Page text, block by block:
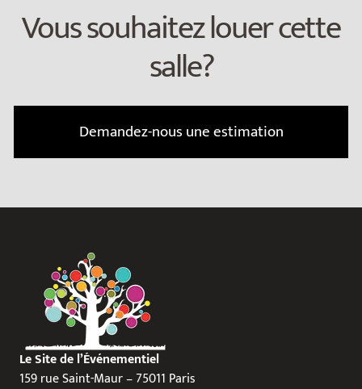
Vous souhaitez louer cette
salle?
Demandez-nous une estimation
Le Site de l’Événementiel
159 rue Saint-Maur – 75011 Paris